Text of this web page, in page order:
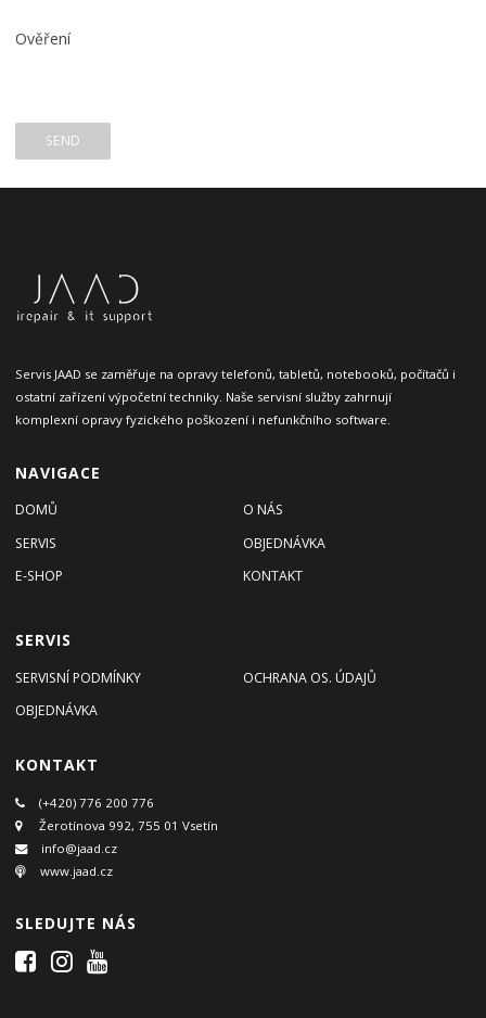
Ověření
Servis JAAD se zaměřuje na opravy telefonů, tabletů, notebooků, počítačů i
ostatní zařízení výpočetní techniky. Naše servisní služby zahrnují
komplexní opravy fyzického poškození i nefunkčního software.
NAVIGACE
DOMŮ
O NÁS
SERVIS
OBJEDNÁVKA
E-SHOP
KONTAKT
SERVIS
SERVISNÍ PODMÍNKY
OCHRANA OS. ÚDAJŮ
OBJEDNÁVKA
KONTAKT
(+420) 776 200 776
Žerotínova 992, 755 01 Vsetín
info@jaad.cz
www.jaad.cz
SLEDUJTE NÁS